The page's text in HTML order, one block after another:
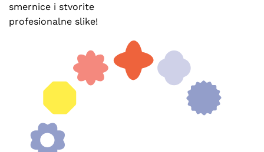
smernice i stvorite
profesionalne slike!